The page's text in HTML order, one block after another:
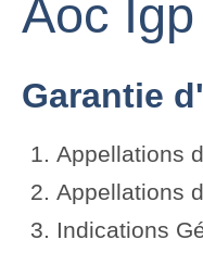
Aoc
Garantie
Appellations
Appellations
Indications